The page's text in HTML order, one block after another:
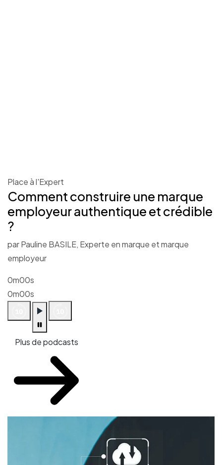
Place à l'Expert
Comment construire une marque
employeur authentique et crédible
?
par Pauline BASILE, Experte en marque et marque
employeur
0m00s
0m00s
Plus de podcasts